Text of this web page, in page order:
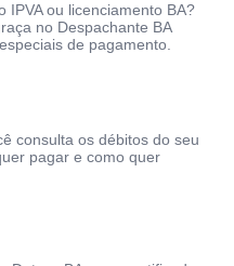
IPVA ou licenciamento BA?
no Despachante BA
de pagamento.
consulta os débitos do seu
pagar e como quer